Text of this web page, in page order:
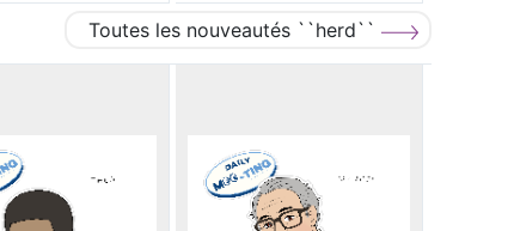
Toutes les nouveautés ``herd``